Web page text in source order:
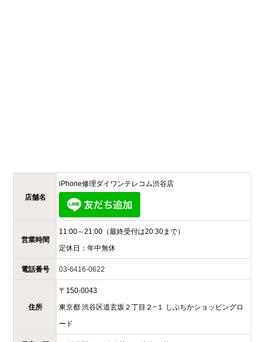
店舗名
iPhone修理ダイワンテレコム渋谷店
営業時間
11:00～21:00（最終受付は20:30まで）
定休日： 年中無休
電話番号 03-6416-0622
住所
〒 150-0043
東京都 渋谷区道玄坂２丁目２−１ しぶちかショッピングロ
ード